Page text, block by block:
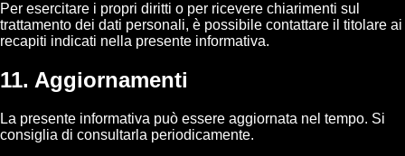
Per esercitare i propri diritti o per ricevere chiarimenti sul
trattamento dei dati personali, è possibile contattare il titolare ai
recapiti indicati nella presente informativa.
11. Aggiornamenti
La presente informativa può essere aggiornata nel tempo. Si
consiglia di consultarla periodicamente.